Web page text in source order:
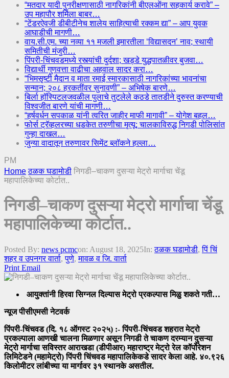
“मतदार यादी पुनरीक्षणासाठी नागरिकांनी बीएलओंना सहकार्य करावे” –
उप महापौर शर्मिला बाबर…
“टेंडरऐवजी डीबीटीनेच शालेय साहित्याची रक्कम द्या” – आप युवक
आघाडीची मागणी…
वाय.सी.एम. च्या नव्या ११ मजली इमारतीला ‘विद्यासदन’ नाव; स्थायी
समितीची मंजुरी…
पिंपरी-चिंचवडमध्ये रस्त्यांची दुर्दशा; खड्डे युद्धपातळीवर बुजवा…
विद्यार्थी गुणवत्ता वाढीचा अहवाल सादर करा…
“भिमसृष्टी मैदान व माता रमाई स्मारकासाठी नागरिकांच्या भावनांचा
सन्मान; २०८ हरकतींवर सुनावणी” – अभिषेक बारणे…
बिर्ला हॉस्पिटलजवळील पुलाचे तुटलेले कठडे तातडीने दुरुस्त करण्याची
विश्वजीत बारणे यांची मागणी…
“हर्षवर्धन सपकाळ यांनी त्वरित जाहीर माफी मागावी” – योगेश बहल…
फोर्स ट्रॅव्हलरच्या धडकेत तरुणीचा मृत्यू; चालकाविरुद्ध निगडी पोलिसांत
गुन्हा दाखल…
जुन्या वादातून तरुणावर सिमेंट ब्लॉकने हल्ला…
PM
Home ठळक घडामोडी निगडी–चाकण दुसऱ्या मेट्रो मार्गाचा चेंडू
महापालिकेच्या कोर्टात..
निगडी–चाकण दुसऱ्या मेट्रो मार्गाचा चेंडू
महापालिकेच्या कोर्टात..
Posted By: news pcmcon: August 18, 2025In:ठळक घडामोडी,पिं चिं
शहर व उपनगर वार्ता,पुणे,मावळ व जि. वार्ता
Print Email
आयुक्तांनी हिरवा सिग्नल दिल्यास मेट्रो प्रकल्पास मिळु शकते गती…
न्यूज पीसीएमसी नेटवर्क
पिंपरी-चिंचवड (दि. १८ ऑगस्ट २०२५) :- पिंपरी-चिंचवड शहरात मेट्रो
प्रकल्पाला आणखी चालना मिळणार असून निगडी ते चाकण दरम्यान दुसऱ्या
मेट्रो मार्गाचा सविस्तर आराखडा (डीपीआर) महाराष्ट्र मेट्रो रेल कॉर्पोरेशन
लिमिटेडने (महामेट्रो) पिंपरी चिंचवड महापालिकेकडे सादर केला आहे. ४०.९२६
किलोमीटर लांबीच्या या मार्गावर ३१ स्थानके असतील.